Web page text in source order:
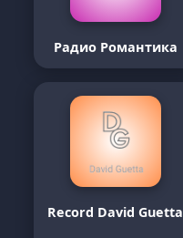
Радио Романтика
Record David Guetta